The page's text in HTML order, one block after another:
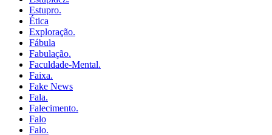
Estupro.
Ética
Exploração.
Fábula
Fabulação.
Faculdade-Mental.
Faixa.
Fake News
Fala.
Falecimento.
Falo
Falo.